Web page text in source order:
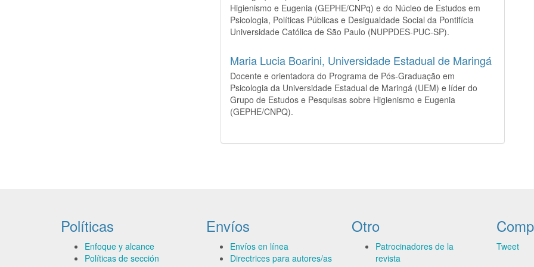
Higienismo e Eugenia (GEPHE/CNPq) e do Núcleo de Estudos em
Psicologia, Políticas Públicas e Desigualdade Social da Pontifícia
Universidade Católica de São Paulo (NUPPDES-PUC-SP).
Maria Lucia Boarini, Universidade Estadual de Maringá
Docente e orientadora do Programa de Pós-Graduação em
Psicologia da Universidade Estadual de Maringá (UEM) e líder do
Grupo de Estudos e Pesquisas sobre Higienismo e Eugenia
(GEPHE/CNPQ).
Políticas
Enfoque y alcance
Políticas de sección
Envíos
Envíos en línea
Directrices para autores/as
Otro
Patrocinadores de la
revista
Tweet